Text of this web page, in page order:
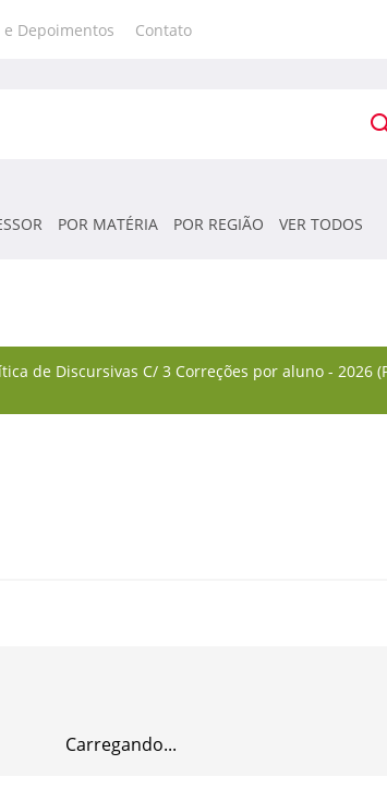
e Depoimentos Contato
POR MATÉRIA POR REGIÃO VER TODOS
de Discursivas C/ 3 Correções por aluno - 2026
Carregando...